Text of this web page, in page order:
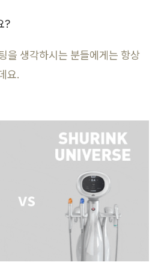
?
을 생각하시는 분들에게는 항상
요.